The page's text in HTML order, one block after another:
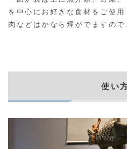
を中心にお好きな食材をご使
肉などはかなら煙がでますので
使い